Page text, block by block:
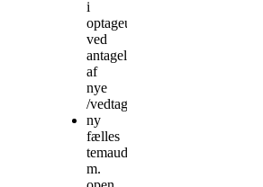
i
optageudvalget
ved
antagelse
af
nye
/vedtaget
ny
fælles
temaudstilling
m.